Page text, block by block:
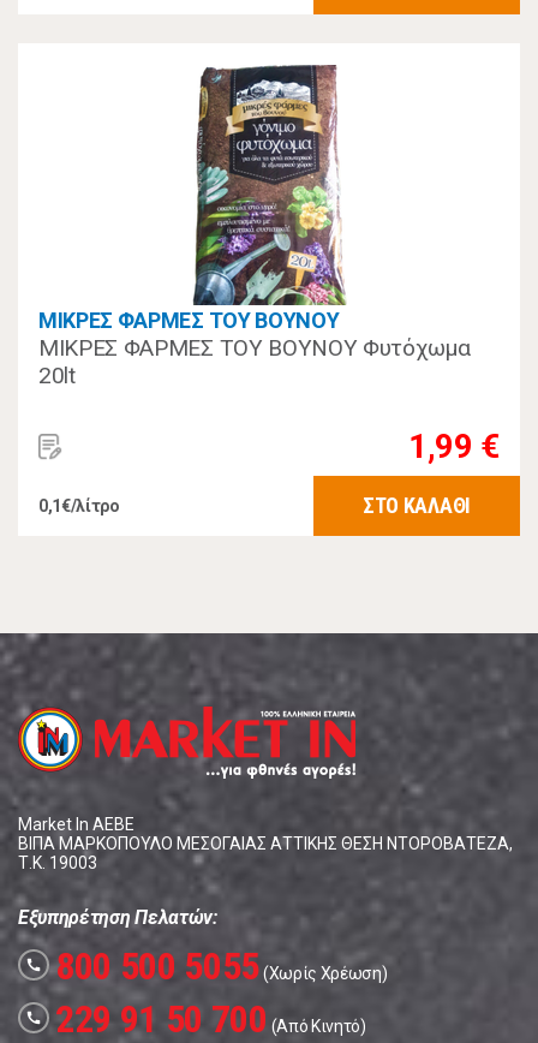
ΜΙΚΡΕΣ ΦΑΡΜΕΣ ΤΟΥ ΒΟΥΝΟΥ
ΜΙΚΡΕΣ ΦΑΡΜΕΣ ΤΟΥ ΒΟΥΝΟΥ Φυτόχωμα
20lt
1,99 €
0,1€/λίτρο ΣΤΟ ΚΑΛΑΘΙ
Market In ΑΕΒΕ
ΒΙΠΑ ΜΑΡΚΟΠΟΥΛΟ ΜΕΣΟΓΑΙΑΣ ΑΤΤΙΚΗΣ ΘΕΣΗ ΝΤΟΡΟΒΑΤΕΖΑ,
Τ.Κ. 19003
Εξυπηρέτηση Πελατών:
call 800 500 5055(Χωρίς Χρέωση)
call 229 91 50 700 (Από Κινητό)